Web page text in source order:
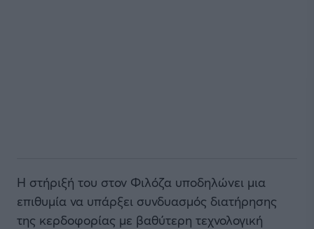
Η στήριξή του στον Φιλόζα υποδηλώνει μια
επιθυμία να υπάρξει συνδυασμός διατήρησης
της κερδοφορίας με βαθύτερη τεχνολογική